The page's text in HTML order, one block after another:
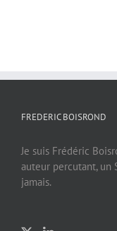
FREDERIC BOISROND
Je suis Frédéric
auteur percutant, un
jamais.